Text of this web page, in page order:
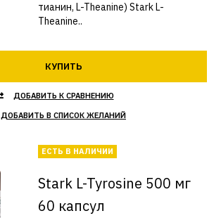
тианин, L-Theanine) Stark L-
Theanine..
КУПИТЬ
ДОБАВИТЬ К СРАВНЕНИЮ
ДОБАВИТЬ В СПИСОК ЖЕЛАНИЙ
ЕСТЬ В НАЛИЧИИ
Stark L-Tyrosine 500 мг
60 капсул